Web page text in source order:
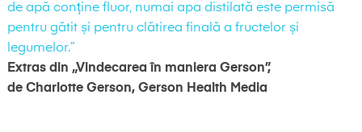
de apă conține fluor, numai apa distilată este permisă
pentru gătit și pentru clătirea finală a fructelor și
legumelor.”
Extras din „Vindecarea în maniera Gerson”,
de Charlotte Gerson, Gerson Health Media